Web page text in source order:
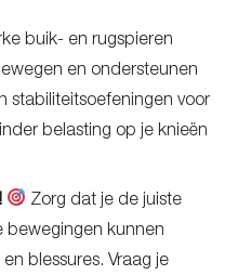
buik- en rugspieren
en ondersteunen
stabiliteitsoefeningen voor
belasting op je knieën
Zorg dat je de juiste
bewegingen kunnen
blessures. Vraag je